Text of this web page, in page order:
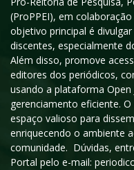
(ProPPEI), em
objetivo principal é
discentes, especialmente
Além disso, promove
editores dos periódicos,
usando a plataforma Open
gerenciamento eficiente.
espaço valioso para
enriquecendo o ambiente
comunidade. Dúvidas,
Portal pelo e-mail: